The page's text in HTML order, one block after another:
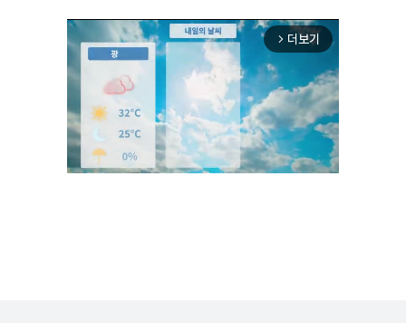
arrow_forward_ios 더보기